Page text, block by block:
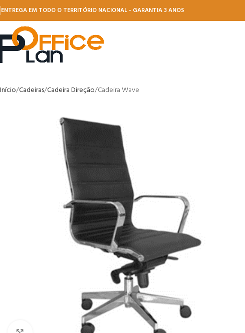
ENTREGA EM TODO O TERRITÓRIO NACIONAL - GARANTIA 3 ANOS
Início Cadeiras Cadeira Direção Cadeira Wave